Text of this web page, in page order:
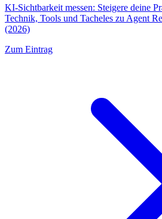
KI-Sichtbarkeit messen: Steigere deine
Technik, Tools und Tacheles zu Agent
(2026)
Zum Eintrag